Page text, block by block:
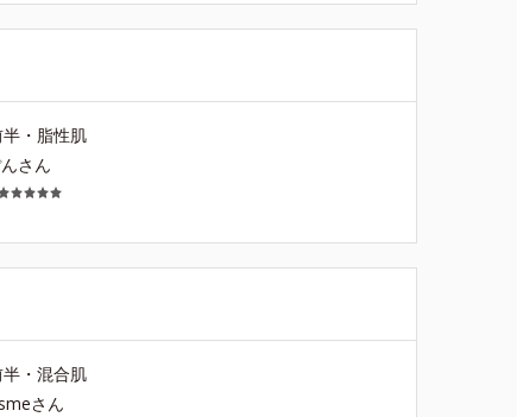
・脂性肌
さん
・混合肌
さん